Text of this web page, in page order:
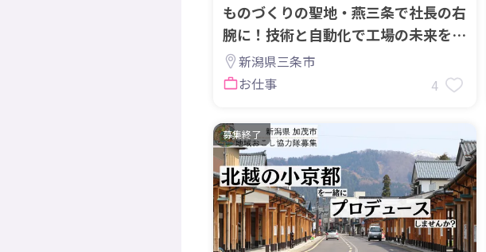
ものづくりの聖地・燕三条で社長の右
腕に！技術と自動化で工場の未来を編
む「生産技術」の挑戦
新潟県三条市
お仕事
4
募集終了